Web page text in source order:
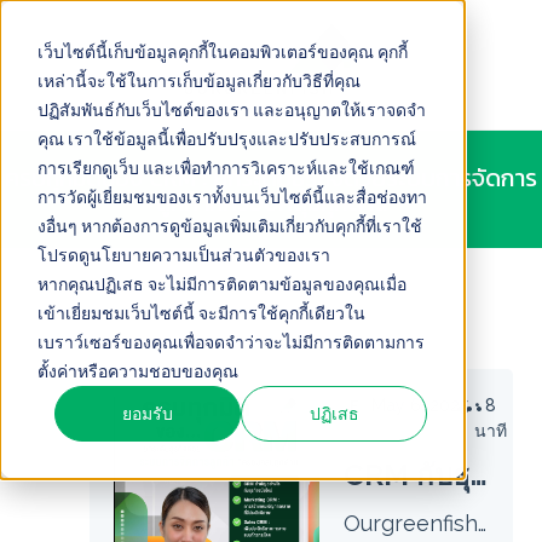
เว็บไซต์นี้เก็บข้อมูลคุกกี้ในคอมพิวเตอร์ของคุณ คุกกี้
เหล่านี้จะใช้ในการเก็บข้อมูลเกี่ยวกับวิธีที่คุณ
ปฏิสัมพันธ์กับเว็บไซต์ของเรา และอนุญาตให้เราจดจำ
คุณ เราใช้ข้อมูลนี้เพื่อปรับปรุงและปรับประสบการณ์
การเรียกดูเว็บ และเพื่อทำการวิเคราะห์และใช้เกณฑ์
การวัดผู้เยี่ยมชมของเราทั้งบนเว็บไซต์นี้และสื่อช่องทา
งอื่นๆ หากต้องการดูข้อมูลเพิ่มเติมเกี่ยวกับคุกกี้ที่เราใช้
โปรดดูนโยบายความเป็นส่วนตัวของเรา
หากคุณปฏิเสธ จะไม่มีการติดตามข้อมูลของคุณเมื่อ
เข้าเยี่ยมชมเว็บไซต์นี้ จะมีการใช้คุกกี้เดียวใน
เบราว์เซอร์ของคุณเพื่อจดจำว่าจะไม่มีการติดตามการ
ตั้งค่าหรือความชอบของคุณ
ยอมรับ ปฏิเสธ
ครบทุกมิติของ CRM : ยกระดับธุรกิจด้วยระบบการจัดการ
ลูกค้าที่ครอบคลุมทุกด้าน
E May 6, 2025 •8
นาที
CRM กับธุรกิจสมัยใหม่ คู่มือครบทุกมิติ l EP 1
Ourgreenfish Podcast